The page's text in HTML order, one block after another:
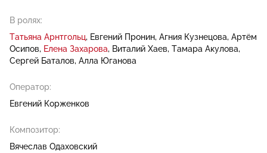
В ролях:
Татьяна Арнтгольц Евгений Пронин Агния Кузнецова Артём
Осипов
Елена Захарова Виталий Хаев Тамара Акулова
Сергей Баталов Алла Юганова
Оператор:
Евгений Корженков
Композитор:
Вячеслав Одаховский